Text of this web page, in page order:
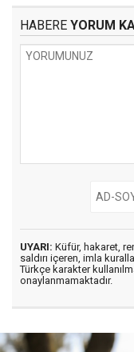
HABERE YORUM
UYARI: Küfür, hakaret,
saldırı içeren, imla
Türkçe karakter
onaylanmamaktadır.